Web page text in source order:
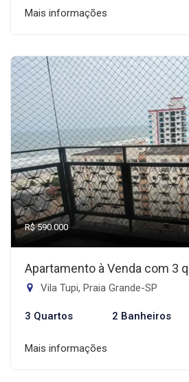
Mais informações
R$ 590.000
Apartamento à Venda com 3
Vila Tupi, Praia Grande-SP
3 Quartos 2 Banheiros
Mais informações